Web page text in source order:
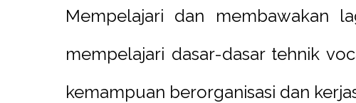
Mempelajari dan membawakan
mempelajari dasar-dasar tehnik
kemampuan berorganisasi dan